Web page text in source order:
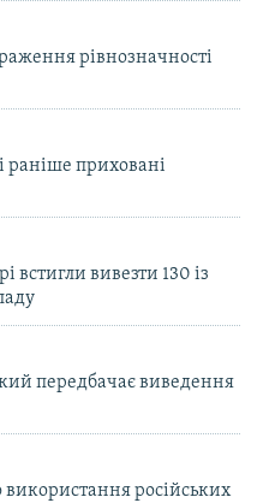
рівнозначності
раніше приховані
встигли вивезти 130 із
передбачає виведення
російських